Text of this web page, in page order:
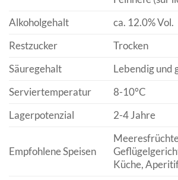
Alkoholgehalt
ca. 12.0% Vol.
Restzucker
Trocken
Säuregehalt
Lebendig und
Serviertemperatur
8-10°C
Lagerpotenzial
2-4 Jahre
Empfohlene Speisen
Küche,